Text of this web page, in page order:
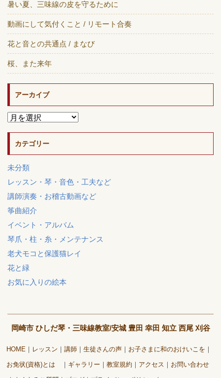
暑い夏、三味線の皮を守るために
動画にして気付くこと / リモート合奏
花と音との共通点 / まなび
桜、また来年
アーカイブ
カテゴリー
未分類
レッスン・琴・音色・工夫など
講師演奏・お稽古動画など
筝曲紹介
イベント・アルバム
琴爪・柱・糸・メンテナンス
老犬モコと保護猫レイ
花と緑
お気に入りの絵本
岡崎市 ひしだ琴・三味線教室/安城 豊田 幸田 知立 西尾 刈谷
HOME レッスン 講師 生徒さんの声 お子さまに和のおけいこを
お免状(資格)とは ギャラリー 教室規約 アクセス お問い合わせ